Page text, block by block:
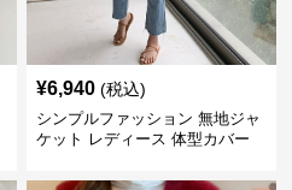
¥6,940 (税込)
シンプルファッション 無地ジャ
ケット レディース 体型カバー